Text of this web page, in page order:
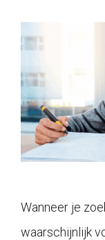
Wanneer je
waarschijnlijk